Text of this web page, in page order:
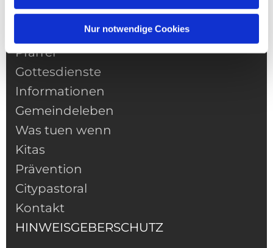
Nur notwendige Cookies
NAVIGATION
Pfarrei
Gottesdienste
Informationen
Gemeindeleben
Was tuen wenn
Kitas
Prävention
Citypastoral
Kontakt
HINWEISGEBERSCHUTZ